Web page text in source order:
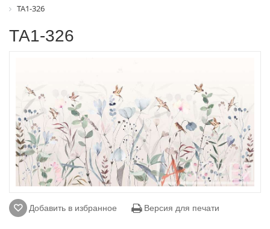
ТА1-326
ТА1-326
Добавить в избранное Версия для печати